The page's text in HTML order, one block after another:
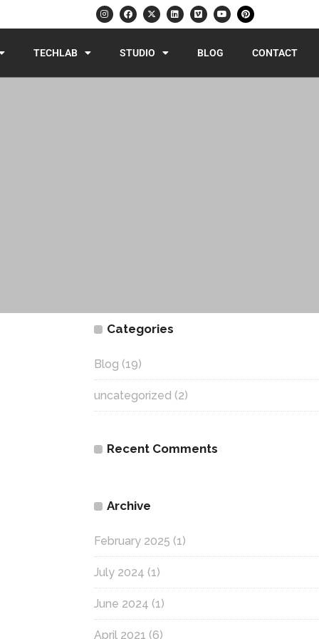
TECHLAB STUDIO BLOG CONTACT
Categories
Blog (19)
uncategorized (2)
Recent Comments
Archive
February 2025 (1)
July 2024 (1)
June 2024 (1)
April 2021 (6)